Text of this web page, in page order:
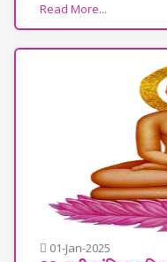
Read More...
01-Jan-2025